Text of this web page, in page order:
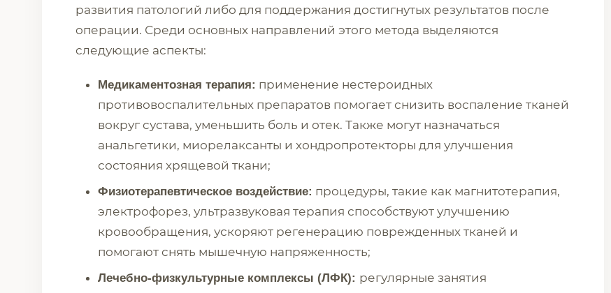
развития патологий либо для поддержания достигнутых результатов после
операции. Среди основных направлений этого метода выделяются
следующие аспекты:
Медикаментозная терапия: применение нестероидных
противовоспалительных препаратов помогает снизить воспаление тканей
вокруг сустава, уменьшить боль и отек. Также могут назначаться
анальгетики, миорелаксанты и хондропротекторы для улучшения
состояния хрящевой ткани;
Физиотерапевтическое воздействие: процедуры, такие как магнитотерапия,
электрофорез, ультразвуковая терапия способствуют улучшению
кровообращения, ускоряют регенерацию поврежденных тканей и
помогают снять мышечную напряженность;
Лечебно-физкультурные комплексы (ЛФК): регулярные занятия